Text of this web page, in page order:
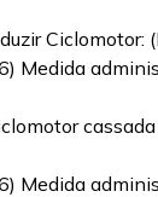
Ciclomotor:
Medida
Medida